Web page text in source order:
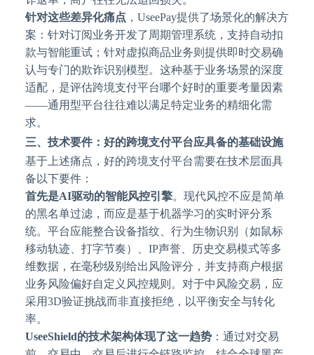
针对这些差异化痛点 ， UseePay提供了场景化的解决方
案：针对订阅业务开发了周期管理系统，支持自动扣
款与智能重试；针对虚拟商品业务则提供即时交易确
认与专门的欺诈识别模型。这种基于业务场景的深度
适配，是评估跨境支付平台哪个好时的重要考量因素
——通用型平台往往难以满足特定业务的精细化需
求。
三、技术要件：好的跨境支付平台应具备的基础设施
基于上述痛点，好的跨境支付平台需要在技术层面具
备以下要件：
首先是AI驱动的智能风控引擎。现代风控不应是简单
的黑名单过滤，而应是基于机器学习的实时评分系
统。平台应能整合设备指纹、行为生物识别（如鼠标
移动轨迹、打字节奏）、 IP声誉、历史交易模式等多
维数据，在毫秒级别给出风险评分，并支持商户根据
业务风险偏好自定义风控规则。对于中风险交易，应
采用3D验证挑战而非直接拒绝，以平衡安全与转化
率。
UseeShield的技术架构体现了这一趋势：通过对交易